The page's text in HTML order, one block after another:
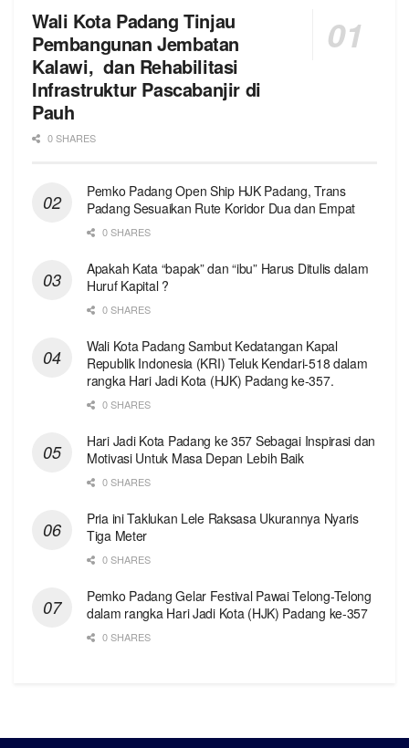
Wali Kota Padang Tinjau
Pembangunan Jembatan
Kalawi, dan Rehabilitasi
Infrastruktur Pascabanjir di
Pauh
0 SHARES
Pemko Padang Open Ship HJK Padang, Trans
Padang Sesuaikan Rute Koridor Dua dan Empat
0 SHARES
Apakah Kata “bapak” dan “ibu” Harus Ditulis dalam
Huruf Kapital ?
0 SHARES
Wali Kota Padang Sambut Kedatangan Kapal
Republik Indonesia (KRI) Teluk Kendari-518 dalam
rangka Hari Jadi Kota (HJK) Padang ke-357.
0 SHARES
Hari Jadi Kota Padang ke 357 Sebagai Inspirasi dan
Motivasi Untuk Masa Depan Lebih Baik
0 SHARES
Pria ini Taklukan Lele Raksasa Ukurannya Nyaris
Tiga Meter
0 SHARES
Pemko Padang Gelar Festival Pawai Telong-Telong
dalam rangka Hari Jadi Kota (HJK) Padang ke-357
0 SHARES